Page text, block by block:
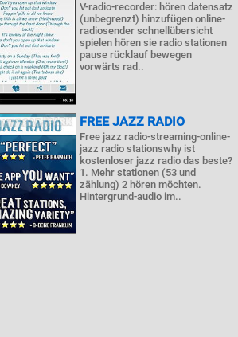
V-radio-recorder: hören datensatz
(unbegrenzt) hinzufügen online-
radiosender schnellübersicht
spielen hören sie radio stationen
pause rücklauf bewegen
vorwärts rad..
FREE JAZZ RADIO
Free jazz radio-streaming-online-
jazz radio stationswhy ist
kostenloser jazz radio das beste?
1. Mehr stationen (53 und
zählung) 2 hören möchten.
Hintergrund-audio im..